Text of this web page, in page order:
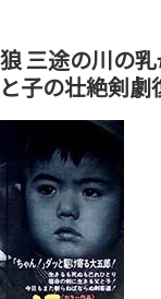
三途の川の
子の壮絶剣劇